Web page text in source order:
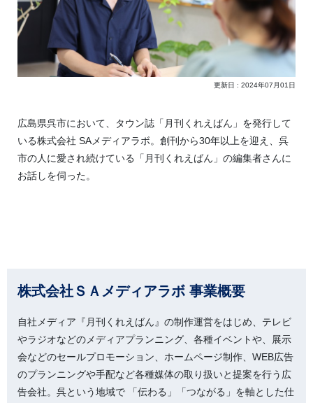
更新日 : 2024年07月01日
広島県呉市において、タウン誌「月刊くれえばん」を発行して
いる株式会社 SAメディアラボ。創刊から30年以上を迎え、呉
市の人に愛され続けている「月刊くれえばん」の編集者さんに
お話しを伺った。
株式会社ＳＡメディアラボ 事業概要
自社メディア『月刊くれえばん』の制作運営をはじめ、テレビ
やラジオなどのメディアプランニング、各種イベントや、展示
会などのセールプロモーション、ホームページ制作、WEB広告
のプランニングや手配など各種媒体の取り扱いと提案を行う広
告会社。呉という地域で 「伝わる」「つながる」を軸とした仕